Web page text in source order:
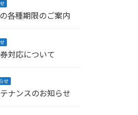
各種期限のご案内
対応について
せ
ナンスのお知らせ